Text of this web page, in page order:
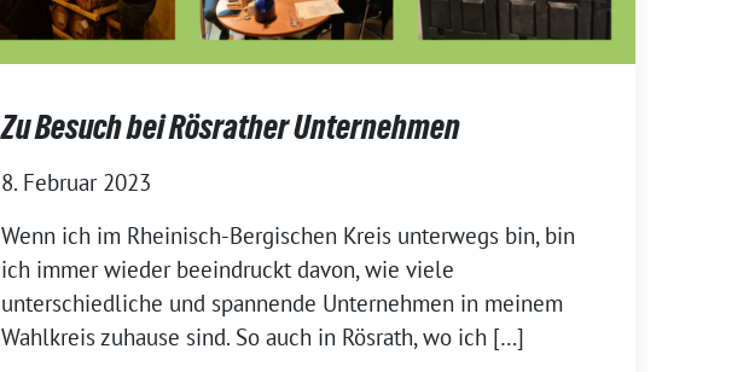
Zu Besuch bei Rösrather Unternehmen
8. Februar 2023
Wenn ich im Rheinisch-Bergischen Kreis unterwegs bin, bin
ich immer wieder beeindruckt davon, wie viele
unterschiedliche und spannende Unternehmen in meinem
Wahlkreis zuhause sind. So auch in Rösrath, wo ich […]